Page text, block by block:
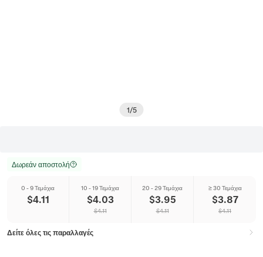
1/5
Δωρεάν αποστολή
0 - 9 Τεμάχια
$4.11
10 - 19 Τεμάχια
$4.03
$4.11
20 - 29 Τεμάχια
$3.95
$4.11
≥ 30 Τεμάχια
$3.87
$4.11
Δείτε όλες τις παραλλαγές